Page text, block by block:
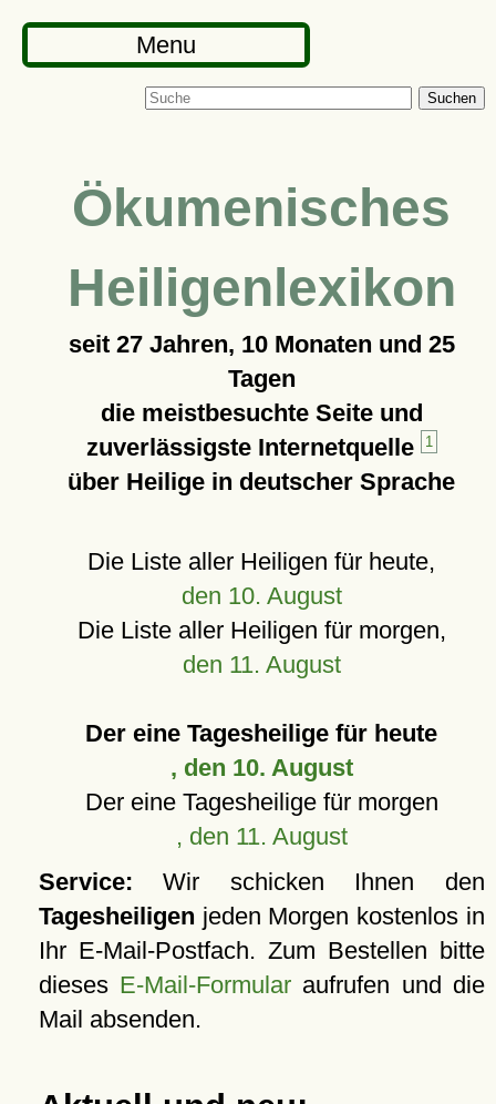
Menu
Suchen
Ökumenisches
Heiligenlexikon
seit 27 Jahren, 10 Monaten und 25
Tagen
die meistbesuchte Seite und
zuverlässigste Internetquelle
1
über Heilige in deutscher Sprache
Die Liste aller Heiligen für heute,
den 10. August
Die Liste aller Heiligen für morgen,
den 11. August
Der eine Tagesheilige für heute
, den 10. August
Der eine Tagesheilige für morgen
, den 11. August
Service: Wir schicken Ihnen den
Tagesheiligen jeden Morgen kostenlos in
Ihr E-Mail-Postfach. Zum Bestellen bitte
dieses E-Mail-Formular aufrufen und die
Mail absenden.